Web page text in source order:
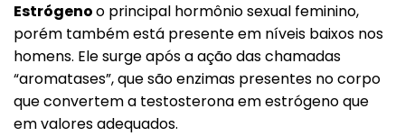
Estrógenoo principal hormônio sexual feminino,
porém também está presente em níveis baixos nos
homens. Ele surge após a ação das chamadas
“aromatases”, que são enzimas presentes no corpo
que convertem a testosterona em estrógeno que
em valores adequados.